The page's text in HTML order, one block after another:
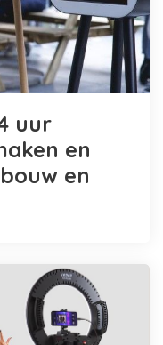
uur
en
en